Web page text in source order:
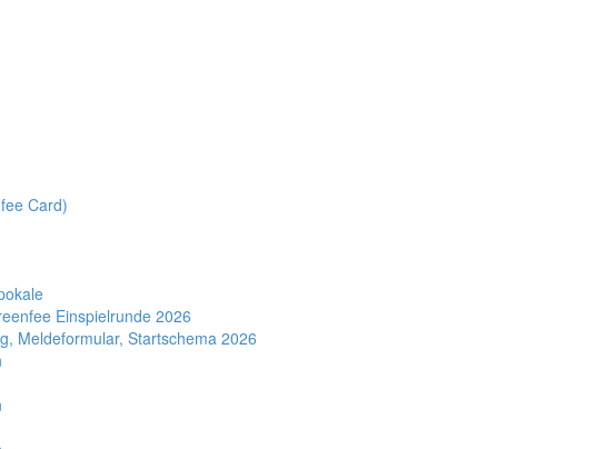
Card)
Einspielrunde 2026
Meldeformular, Startschema 2026